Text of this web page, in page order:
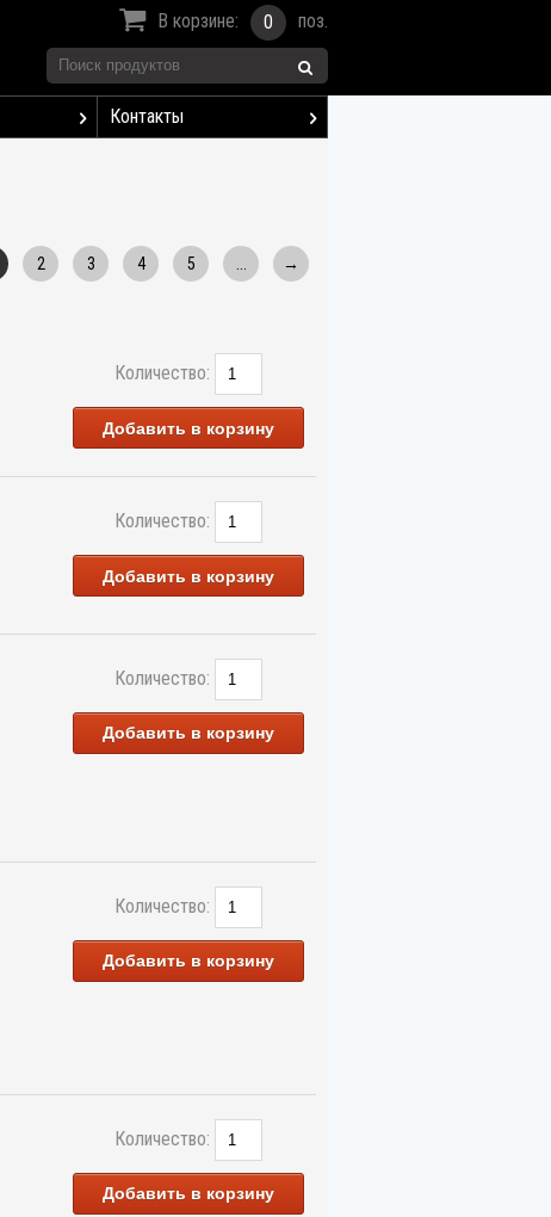
В корзине: 0
поз.
Контакты
2 3 4 5 →
Количество:
Добавить в корзину
Количество:
Добавить в корзину
Количество:
Добавить в корзину
Количество:
Добавить в корзину
Количество:
Добавить в корзину